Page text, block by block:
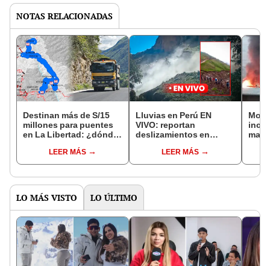
NOTAS RELACIONADAS
Destinan más de S/15
millones para puentes
en La Libertad: ¿dónde
el avance?LEER MÁS
Lluvias en Perú EN
VIVO: reportan
deslizamientos en
LEER MÁS
LO MÁS VISTO LO ÚLTIMO